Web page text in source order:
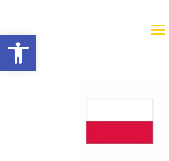
Open toolbar